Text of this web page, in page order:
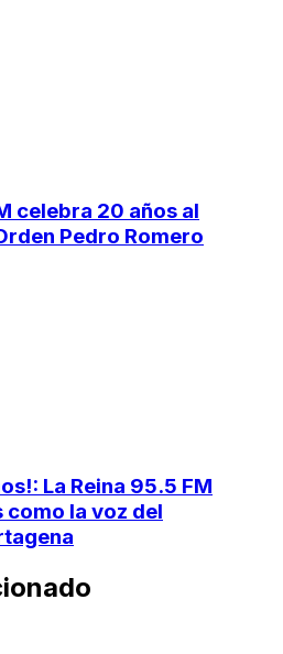
celebra 20 años al
Pedro Romero
La Reina 95.5 FM
la voz del